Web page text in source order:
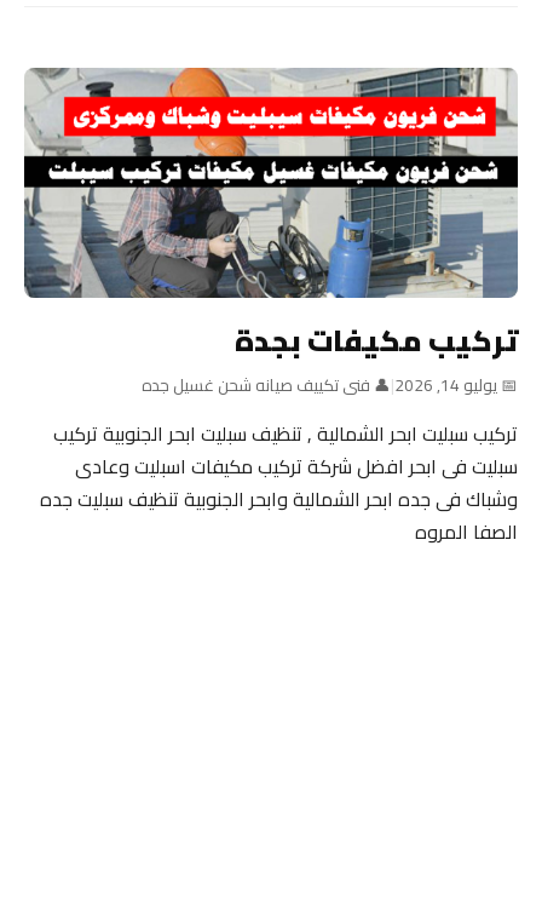
تركيب مكيفات بجدة
📅 يوليو 14, 2026 |👤 فنى تكييف صيانه شحن غسيل جده
تركيب سبليت ابحر الشمالية , تنظيف سبليت ابحر الجنوبية تركيب
سبليت فى ابحر افضل شركة تركيب مكيفات اسبليت وعادى
وشباك فى جده ابحر الشمالية وابحر الجنوبية تنظيف سبليت جده
الصفا المروه